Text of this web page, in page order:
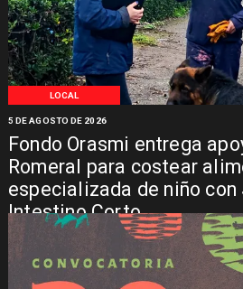
LOCAL
Fondo Orasmi entrega
Romeral para costear
especializada de niño con
Intestino Corto
5 DE AGOSTO DE 2026